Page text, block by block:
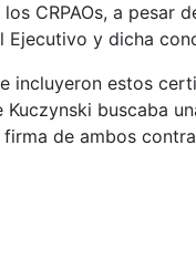
CRPAOs, a pesar
y dicha
incluyeron estos
buscaba
de ambos